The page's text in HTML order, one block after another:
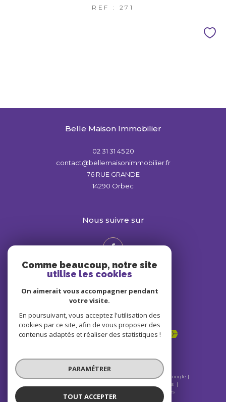
REF : 271
Belle Maison Immobilier
02 31 31 45 20
contact@bellemaisonimmobilier.fr
76 RUE GRANDE
14290
Orbec
nous suivre sur
Adhérents
© 2026 | Tous droits réservés | Traduction powered by Google |
Mentions légales
Cookies
Comme beaucoup, notre site
utilise les cookies
On aimerait vous accompagner pendant
votre visite.
En poursuivant, vous acceptez l'utilisation des
cookies par ce site, afin de vous proposer des
contenus adaptés et réaliser des statistiques !
PARAMÉTRER
TOUT ACCEPTER